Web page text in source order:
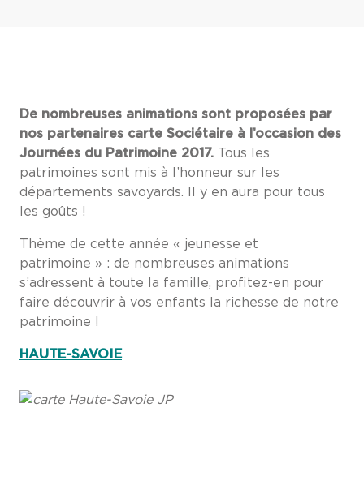
De nombreuses animations sont proposées par
nos partenaires carte Sociétaire à l’occasion des
Journées du Patrimoine 2017. Tous les
patrimoines sont mis à l’honneur sur les
départements savoyards. Il y en aura pour tous
les goûts !
Thème de cette année « jeunesse et
patrimoine » : de nombreuses animations
s’adressent à toute la famille, profitez-en pour
faire découvrir à vos enfants la richesse de notre
patrimoine !
HAUTE-SAVOIE